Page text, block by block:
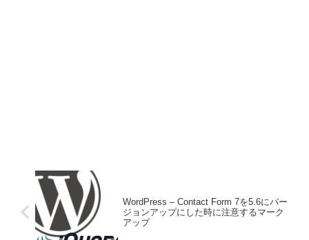
WordPress – Contact Form 7を5.6にバー
ジョンアップにした時に注意するマーク
アップ